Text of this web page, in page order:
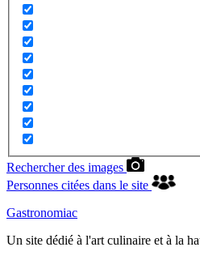
Rechercher des images
Personnes citées dans le site
Gastronomiac
Un site dédié à l'art culinaire et à la